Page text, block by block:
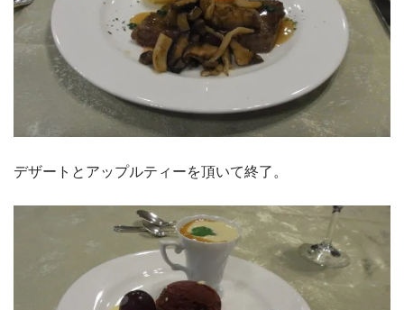
デザートとアップルティーを頂いて終了。